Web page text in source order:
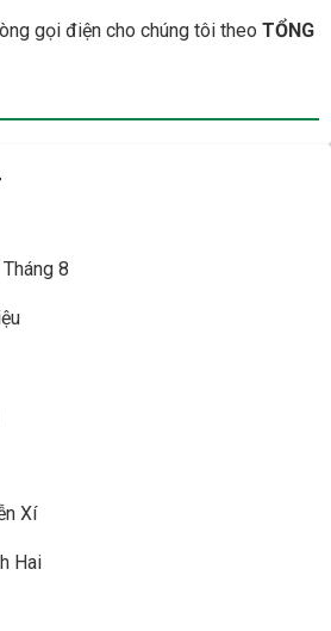
gọi điện cho chúng tôi theo TỔNG
8
Xí
Hai